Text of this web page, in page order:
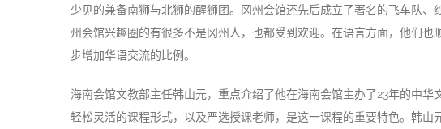
少见的兼备南狮与北狮的醒狮团。冈州会馆还先后成立了著名的飞车队
州会馆兴趣圈的有很多不是冈州人，也都受到欢迎。在语言方面，他们
步增加华语交流的比例。
海南会馆文教部主任韩山元，重点介绍了他在海南会馆主办了23年的中
轻松灵活的课程形式，以及严选授课老师，是这一课程的重要特色。韩